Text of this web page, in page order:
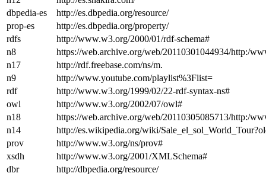
dbpedia-es
http://es.dbpedia.org/resource/
prop-es
http://es.dbpedia.org/property/
rdfs
http://www.w3.org/2000/01/rdf-schema#
n8
https://web.archive.org/web/20110301044934/http:/
n17
http://rdf.freebase.com/ns/m.
n9
http://www.youtube.com/playlist%3Flist=
rdf
http://www.w3.org/1999/02/22-rdf-syntax-ns#
owl
http://www.w3.org/2002/07/owl#
n18
https://web.archive.org/web/20110305085713/http:/
n14
http://es.wikipedia.org/wiki/
prov
http://www.w3.org/ns/prov#
xsdh
http://www.w3.org/2001/XMLSchema#
dbr
http://dbpedia.org/resource/